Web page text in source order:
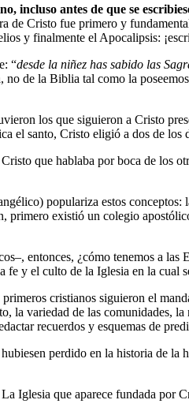
incluso antes de que se
de Cristo fue primero y
y finalmente el Apocalipsis:
“desde la niñez has sabido las
de la Biblia tal como la
los que siguieron a Cristo
el santo, Cristo eligió a dos de los
que hablaba por boca de los
populariza estos
existió un colegio
entonces, ¿cómo tenemos a
y el culto de la Iglesia en la cual
primeros cristianos siguieron el
la variedad de las comunidades,
recuerdos y esquemas de
perdido en la historia de
Iglesia que aparece fundada